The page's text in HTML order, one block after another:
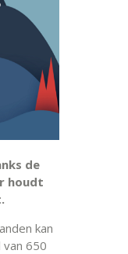
de
houdt
kan
650